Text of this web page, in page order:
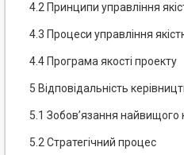
4.2 Принципи управління
4.3 Процеси управління
4.4 Програма якості проекту
5 Відповідальність
5.1 Зобов’язання найвищого
5.2 Стратегічний процес